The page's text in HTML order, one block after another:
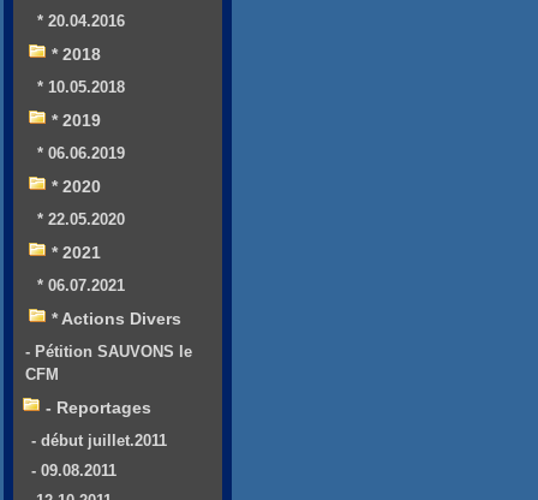
* 20.04.2016
* 2018
* 10.05.2018
* 2019
* 06.06.2019
* 2020
* 22.05.2020
* 2021
* 06.07.2021
* Actions Divers
- Pétition SAUVONS le
CFM
- Reportages
- début juillet.2011
- 09.08.2011